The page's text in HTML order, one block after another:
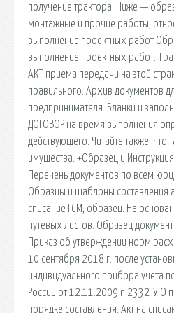
получение трактора. Ниже —
монтажные и прочие работы,
выполнение проектных работ
выполнение проектных работ.
АКТ приема передачи на этой
правильного. Архив документов
предпринимателя. Бланки и
ДОГОВОР на время выполнения
действующего. Читайте также: Что
имущества. +Образец и
Перечень документов по всем
Образцы и шаблоны составления
списание ГСМ, образец. На
путевых листов. Образец
Приказ об утверждении норм
10 сентября 2018 г. после
индивидуального прибора учета
России от 12.11.2009 n 2332-У О
порядке составления. Акт на